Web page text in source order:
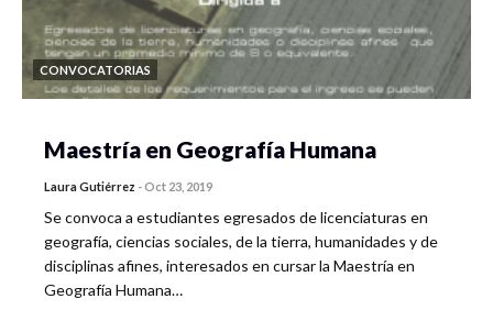
CONVOCATORIAS
Maestría en Geografía Humana
Laura Gutiérrez -Oct 23, 2019
Se convoca a estudiantes egresados de licenciaturas en
geografía, ciencias sociales, de la tierra, humanidades y de
disciplinas afines, interesados en cursar la Maestría en
Geografía Humana…